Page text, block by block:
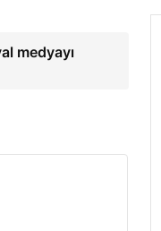
medyayı